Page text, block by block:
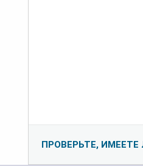
ПРОВЕРЬТЕ,